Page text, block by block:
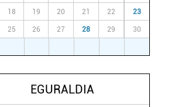
18 19 20 21 22 23
25 26 27 28 29 30
EGURALDIA